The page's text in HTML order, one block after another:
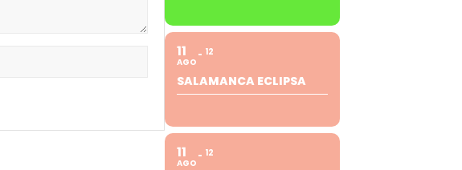
11
AGO
12
SALAMANCA ECLIPSA
11
AGO
12